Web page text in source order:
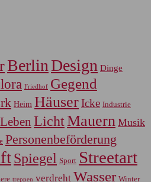
Berlin Design Dinge
Friedhof Gegend
Heim HäuserIcke Industrie
Leben LichtMauern Musik
Personenbeförderung
Spiegel Sport Streetart
treppen verdreht Wasser Winter